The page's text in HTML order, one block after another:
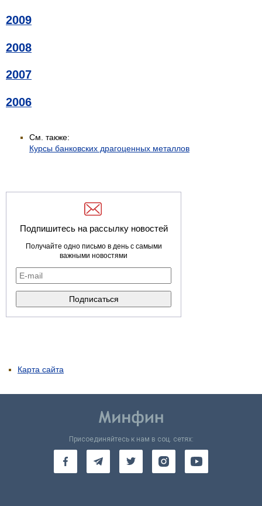
2009
2008
2007
2006
См. также:
Курсы банковских драгоценных металлов
Подпишитесь на рассылку новостей
Получайте одно письмо в день с самыми
важными новостями
Карта сайта
Присоединяйтесь к нам в соц. сетях: